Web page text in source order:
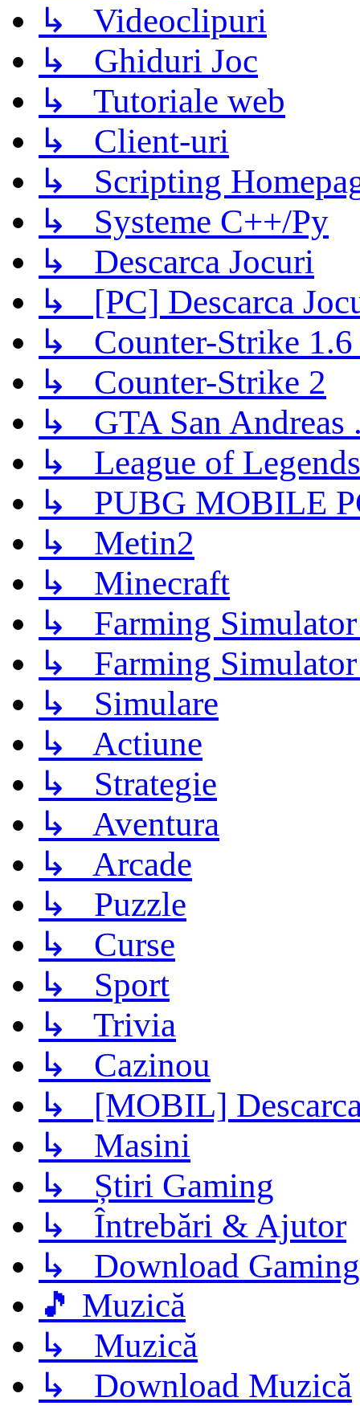
↳ Videoclipuri
↳ Ghiduri Joc
↳ Tutoriale web
↳ Client-uri
↳ Scripting
↳ Systeme C++/Py
↳ Descarca Jocuri
↳ [PC] Descarca
↳ Counter-Strike 1.6
↳ Counter-Strike 2
↳ GTA San Andreas
↳ League of Legends
↳ PUBG MOBILE
↳ Metin2
↳ Minecraft
↳ Farming
↳ Farming
↳ Simulare
↳ Actiune
↳ Strategie
↳ Aventura
↳ Arcade
↳ Puzzle
↳ Curse
↳ Sport
↳ Trivia
↳ Cazinou
↳ [MOBIL]
↳ Masini
↳ Știri Gaming
↳ Întrebări & Ajutor
↳ Download Gaming
🎵 Muzică
↳ Muzică
↳ Download Muzică